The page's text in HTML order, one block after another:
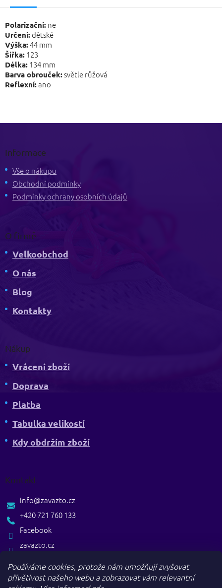
Používáme cookies, protože nám umožňují zvyšovat
přívětivost našeho webu a zobrazovat vám relevantní
Polarizační: ne
Určení:dětské
Výška:44 mm
Šířka: 123
Délka: 134 mm
Barva obrouček:světle růžová
Reflexní:ano
Informace
Vše o nákupu
Obchodní podmínky
Podmínky ochrany osobních údajů
O firmě
Velkoobchod
O nás
Blog
Kontakty
Nákup
Vrácení zboží
Doprava
Platba
Tabulka velikostí
Kdy obdržím zboží
Kontakt
zavazto.cz
info@zavazto.cz
+420 721 760 133
Facebook